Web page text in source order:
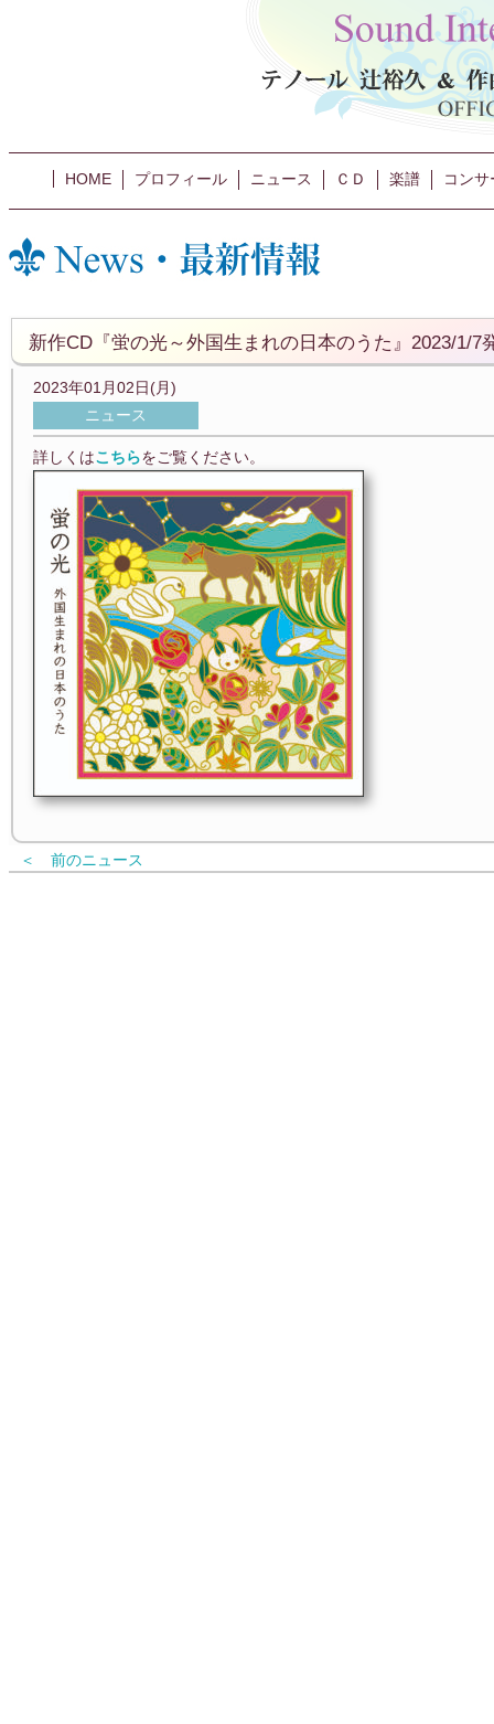
HOME プロフィール ニュース ＣＤ 楽譜 コン
新作CD『蛍の光～外国生まれの日本のうた』2023/1/7
2023年01月02日(月)
ニュース
詳しくはこちらをご覧ください。
＜ 前のニュース